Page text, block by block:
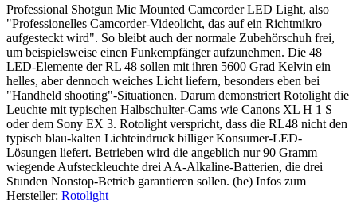
Professional Shotgun Mic Mounted Camcorder LED Light, also
"Professionelles Camcorder-Videolicht, das auf ein Richtmikro
aufgesteckt wird". So bleibt auch der normale Zubehörschuh frei,
um beispielsweise einen Funkempfänger aufzunehmen. Die 48
LED-Elemente der RL 48 sollen mit ihren 5600 Grad Kelvin ein
helles, aber dennoch weiches Licht liefern, besonders eben bei
"Handheld shooting"-Situationen. Darum demonstriert Rotolight die
Leuchte mit typischen Halbschulter-Cams wie Canons XL H 1 S
oder dem Sony EX 3. Rotolight verspricht, dass die RL48 nicht den
typisch blau-kalten Lichteindruck billiger Konsumer-LED-
Lösungen liefert. Betrieben wird die angeblich nur 90 Gramm
wiegende Aufsteckleuchte drei AA-Alkaline-Batterien, die drei
Stunden Nonstop-Betrieb garantieren sollen. (he) Infos zum
Hersteller: Rotolight